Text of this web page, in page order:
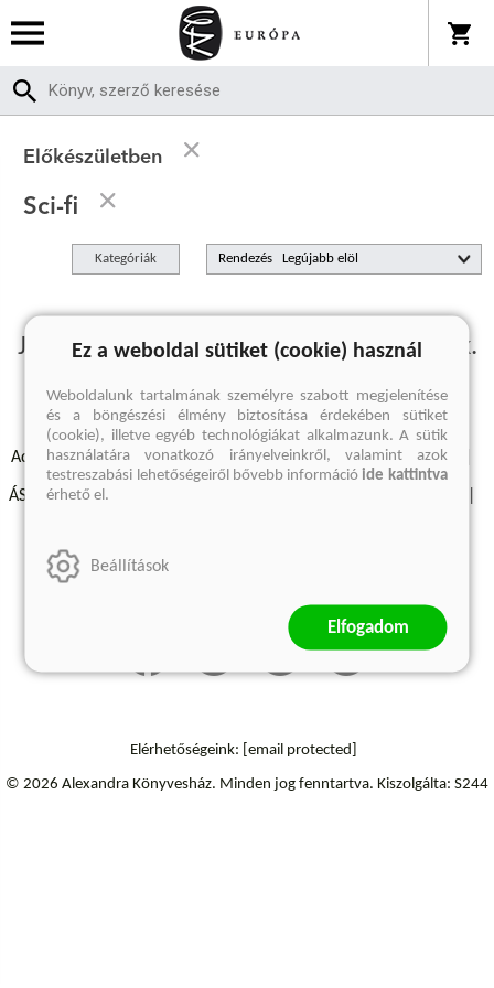
Előkészületben
Sci-fi
Kategóriák Rendezés
Jelenleg nincs előkészületben termékünk.
Adatvédelmi szabályzatok Elállási felmondási nyilatkozat
ÁSZF - Vásárlási feltételek
Szállítási információk
Elérhetőségeink: [email protected]
© 2026 Alexandra Könyvesház. Minden jog fenntartva. Kiszolgálta: S244
Ez a weboldal sütiket (cookie) használ
Weboldalunk tartalmának személyre szabott megjelenítése
és a böngészési élmény biztosítása érdekében sütiket
(cookie), illetve egyéb technológiákat alkalmazunk. A sütik
használatára vonatkozó irányelveinkről, valamint azok
testreszabási lehetőségeiről bővebb információide kattintva
érhető el.
Beállítások
Elfogadom